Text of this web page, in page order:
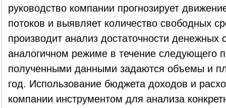
руководство компании прогнозирует
потоков и выявляет количество свободных
производит анализ достаточности денежных
аналогичном режиме в течение следующего
полученными данными задаются объемы и
год. Использование бюджета доходов и
компании инструментом для анализа